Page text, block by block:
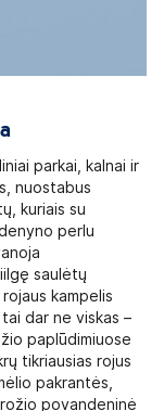
parkai, kalnai ir
nuostabus
kuriais su
perlu
saulėtų
kampelis
dar ne viskas –
paplūdimiuose
tikriausias rojus
pakrantės,
povandeninė